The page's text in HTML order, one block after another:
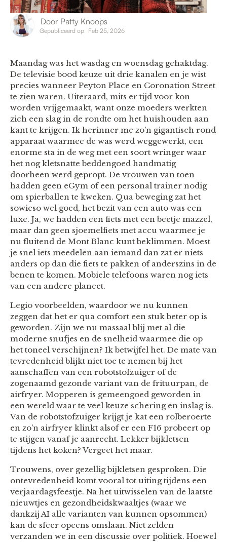
Door Patty Knoops
Gepubliceerd op Feb 25, 2026
Maandag was het wasdag en woensdag gehaktdag.
De televisie bood keuze uit drie kanalen en je wist
precies wanneer Peyton Place en Coronation Street
te zien waren. Uiteraard, mits er tijd voor kon
worden vrijgemaakt, want onze moeders werkten
zich een slag in de rondte om het huishouden aan
kant te krijgen. Ik herinner me zo’n gigantisch rond
apparaat waarmee de was werd weggewerkt, een
enorme sta in de weg met een soort wringer waar
het nog kletsnatte beddengoed handmatig
doorheen werd gepropt. De vrouwen van toen
hadden geen eGym of een personal trainer nodig
om spierballen te kweken. Qua beweging zat het
sowieso wel goed, het bezit van een auto was een
luxe. Ja, we hadden een fiets met een beetje mazzel,
maar dan geen sjoemelfiets met accu waarmee je
nu fluitend de Mont Blanc kunt beklimmen. Moest
je snel iets meedelen aan iemand dan zat er niets
anders op dan die fiets te pakken of anderszins in de
benen te komen. Mobiele telefoons waren nog iets
van een andere planeet.
Legio voorbeelden, waardoor we nu kunnen
zeggen dat het er qua comfort een stuk beter op is
geworden. Zijn we nu massaal blij met al die
moderne snufjes en de snelheid waarmee die op
het toneel verschijnen? Ik betwijfel het. De mate van
tevredenheid blijkt niet toe te nemen bij het
aanschaffen van een robotstofzuiger of de
zogenaamd gezonde variant van de frituurpan, de
airfryer. Mopperen is gemeengoed geworden in
een wereld waar te veel keuze schering en inslag is.
Van de robotstofzuiger krijgt je kat een rolberoerte
en zo’n airfryer klinkt alsof er een F16 probeert op
te stijgen vanaf je aanrecht. Lekker bijkletsen
tijdens het koken? Vergeet het maar.
Trouwens, over gezellig bijkletsen gesproken. Die
ontevredenheid komt vooral tot uiting tijdens een
verjaardagsfeestje. Na het uitwisselen van de laatste
nieuwtjes en gezondheidskwaaltjes (waar we
dankzij AI alle varianten van kunnen opsommen)
kan de sfeer opeens omslaan. Niet zelden
verzanden we in een discussie over politiek. Hoewel